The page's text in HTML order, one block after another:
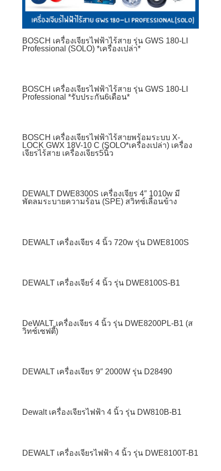
BOSCH เครื่องเจียรไฟฟ้าไร้สาย รุ่น GWS 180-LI
Professional (SOLO) *เครื่องเปล่า*
BOSCH เครื่องเจียรไฟฟ้าไร้สาย รุ่น GWS 180-LI
Professional *รับประกัน6เดือน*
BOSCH เครื่องเจียรไฟฟ้าไร้สายพร้อมระบบ X-
LOCK GWX 18V-10 C (SOLO*เครื่องเปล่า) เครื่อง
เจียรไร้สาย เครื่องเจียร5นิ้ว
DEWALT DWE8300S เครื่องเจียร 4″ 1010w มี
พัดลมระบายความร้อน (SPE) สวิทซ์เลื่อนข้าง
DEWALT เครื่องเจียร 4 นิ้ว 720w รุ่น DWE8100S
DEWALT เครื่องเจียร์ 4 นิ้ว รุ่น DWE8100S-B1
DeWALT เครื่องเจียร 4 นิ้ว รุ่น DWE8200PL-B1 (ส
วิทซ์เซฟตี้)
DEWALT เครื่องเจียร 9″ 2000W รุ่น D28490
Dewalt เครื่องเจียรไฟฟ้า 4 นิ้ว รุ่น DW810B-B1
DEWALT เครื่องเจียรไฟฟ้า 4 นิ้ว รุ่น DWE8100T-B1